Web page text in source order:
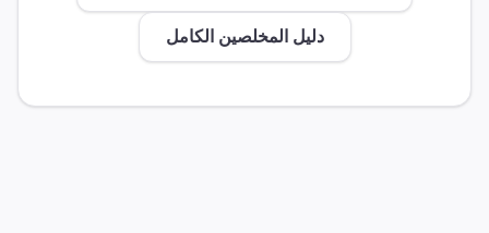
دليل المخلصين الكامل